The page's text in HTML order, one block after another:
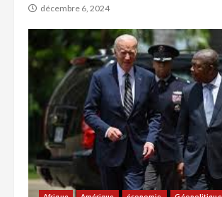
décembre 6, 2024